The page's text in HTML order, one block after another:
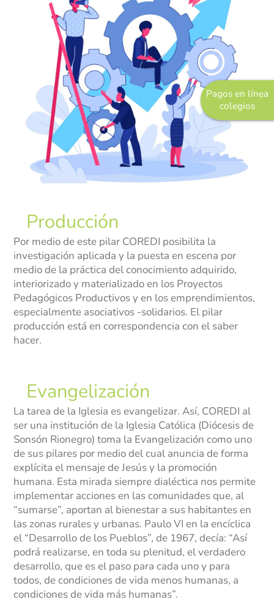
Pagos en línea
colegios
Producción
Por medio de este pilar COREDI posibilita la
investigación aplicada y la puesta en escena por
medio de la práctica del conocimiento adquirido,
interiorizado y materializado en los Proyectos
Pedagógicos Productivos y en los emprendimientos,
especialmente asociativos -solidarios. El pilar
producción está en correspondencia con el saber
hacer.
Evangelización
La tarea de la Iglesia es evangelizar. Así, COREDI al
ser una institución de la Iglesia Católica (Diócesis de
Sonsón Rionegro) toma la Evangelización como uno
de sus pilares por medio del cual anuncia de forma
explícita el mensaje de Jesús y la promoción
humana. Esta mirada siempre dialéctica nos permite
implementar acciones en las comunidades que, al
“sumarse”, aportan al bienestar a sus habitantes en
las zonas rurales y urbanas. Paulo VI en la encíclica
el “Desarrollo de los Pueblos”, de 1967, decía: “Así
podrá realizarse, en toda su plenitud, el verdadero
desarrollo, que es el paso para cada uno y para
todos, de condiciones de vida menos humanas, a
condiciones de vida más humanas”.